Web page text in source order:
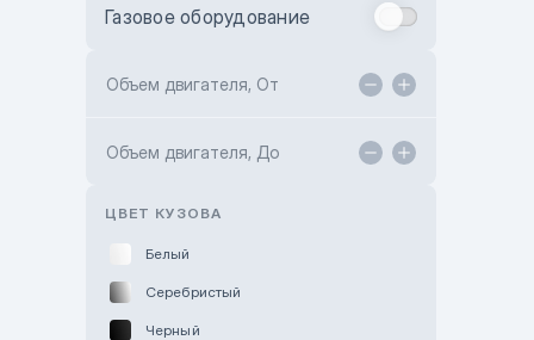
Toyota Kokshetau
Hyundai ShymCity
Газовое оборудование
Объем двигателя, От
Объем двигателя, До
ЦВЕТ КУЗОВА
Белый
Серебристый
Черный